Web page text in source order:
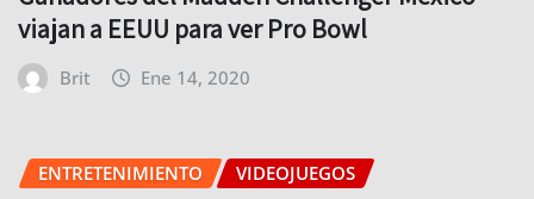
viajan a EEUU para ver Pro Bowl
Brit Ene 14, 2020
ENTRETENIMIENTO VIDEOJUEGOS